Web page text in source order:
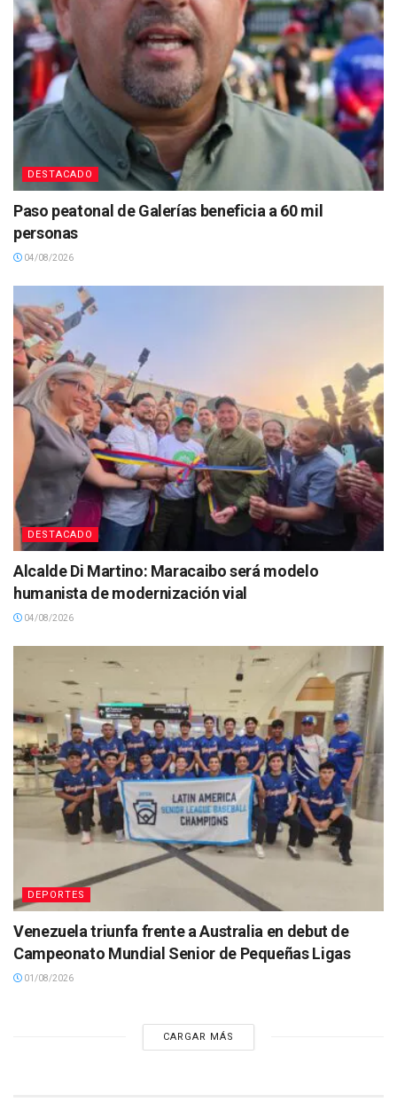
DESTACADO
Paso peatonal de Galerías beneficia a 60 mil
personas
04/08/2026
DESTACADO
Alcalde Di Martino: Maracaibo será modelo
humanista de modernización vial
04/08/2026
DEPORTES
Venezuela triunfa frente a Australia en debut de
Campeonato Mundial Senior de Pequeñas Ligas
01/08/2026
CARGAR MÁS